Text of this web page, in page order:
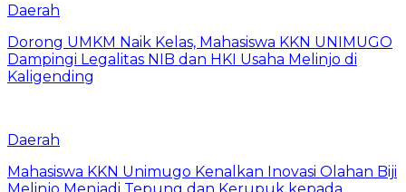
Daerah
Dorong UMKM Naik Kelas, Mahasiswa KKN UNIMUGO
Dampingi Legalitas NIB dan HKI Usaha Melinjo di
Kaligending
Daerah
Mahasiswa KKN Unimugo Kenalkan Inovasi Olahan Biji